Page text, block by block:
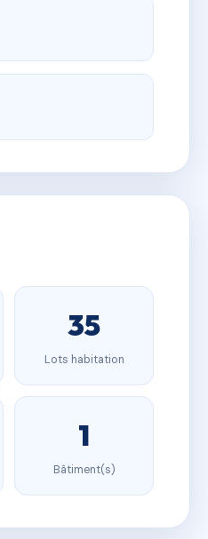
35
Lots habitation
1
Bâtiment(s)